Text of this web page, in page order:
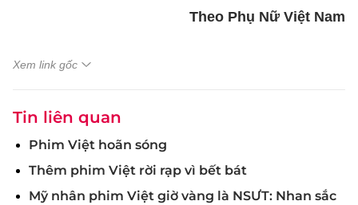
Theo Phụ Nữ Việt Nam
Xem link gốc
Tin liên quan
Phim Việt hoãn sóng
Thêm phim Việt rời rạp vì bết bát
Mỹ nhân phim Việt giờ vàng là NSƯT: Nhan sắc